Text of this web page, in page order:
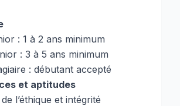
: 1 à 2 ans minimum
: 3 à 5 ans minimum
: débutant accepté
et aptitudes
l’éthique et intégrité